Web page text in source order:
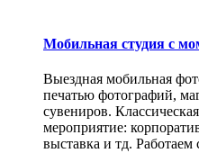
Мобильная студия с
Выездная мобильная
печатью фотографий,
сувениров.
мероприятие:
выставка и тд. Работаем